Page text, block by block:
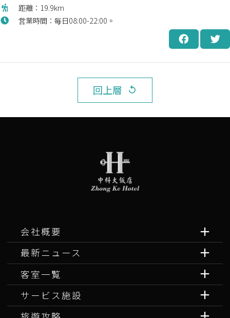
距離：19.9km
営業時間：毎日08:00-22:00。
回上層 replay
会社概要
最新ニュース
客室一覧
サービス施設